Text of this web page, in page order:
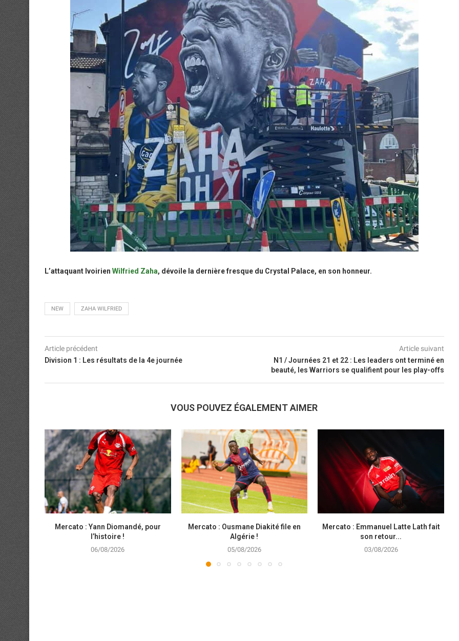
L’attaquant Ivoirien Wilfried Zaha, dévoile la dernière fresque du Crystal Palace, en son honneur.
NEW ZAHA WILFRIED
Article précédent
Division 1 : Les résultats de la 4e journée
Article suivant
N1 / Journées 21 et 22 : Les leaders ont terminé en
beauté, les Warriors se qualifient pour les play-offs
VOUS POUVEZ ÉGALEMENT AIMER
Mercato : Yann Diomandé, pour
l’histoire !
06/08/2026
Mercato : Ousmane Diakité file en
Algérie !
05/08/2026
Mercato : Emmanuel Latte Lath fait
son retour...
03/08/2026